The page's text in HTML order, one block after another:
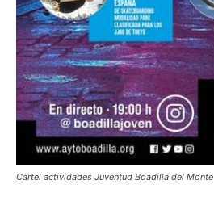
Cartel actividades Juventud Boadilla del Monte